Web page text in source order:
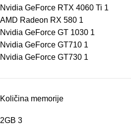
Nvidia GeForce RTX 4060 Ti 1
AMD Radeon RX 580 1
Nvidia GeForce GT 1030 1
Nvidia GeForce GT710 1
Nvidia GeForce GT730 1
Količina memorije
2GB 3